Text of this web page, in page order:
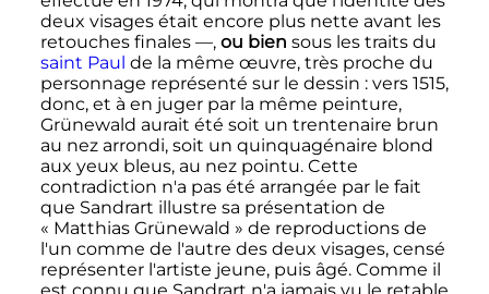
deux visages était encore plus nette avant les
retouches finales —, ou bien sous les traits du
saint Paul de la même œuvre, très proche du
personnage représenté sur le dessin : vers 1515,
donc, et à en juger par la même peinture,
Grünewald aurait été soit un trentenaire brun
au nez arrondi, soit un quinquagénaire blond
aux yeux bleus, au nez pointu. Cette
contradiction n'a pas été arrangée par le fait
que Sandrart illustre sa présentation de
« Matthias Grünewald » de reproductions de
l'un comme de l'autre des deux visages, censé
représenter l'artiste jeune, puis âgé. Comme il
est connu que Sandrart n'a jamais vu le retable